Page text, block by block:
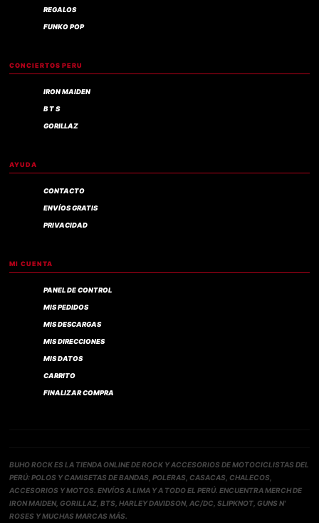
REGALOS
FUNKO POP
CONCIERTOS PERU
IRON MAIDEN
B T S
GORILLAZ
AYUDA
CONTACTO
ENVÍOS GRATIS
PRIVACIDAD
MI CUENTA
PANEL DE CONTROL
MIS PEDIDOS
MIS DESCARGAS
MIS DIRECCIONES
MIS DATOS
CARRITO
FINALIZAR COMPRA
BUHO ROCK ES LA TIENDA ONLINE DE ROCK Y ACCESORIOS DE MOTOCICLISTAS DEL
PERÚ: POLOS Y CAMISETAS DE BANDAS, POLERAS, CASACAS, CHALECOS,
ACCESORIOS Y MOTOS. ENVÍOS A LIMA Y A TODO EL PERÚ. ENCUENTRA MERCH DE
IRON MAIDEN, GORILLAZ, BTS, HARLEY DAVIDSON, AC/DC, SLIPKNOT, GUNS N'
ROSES Y MUCHAS MARCAS MÁS.